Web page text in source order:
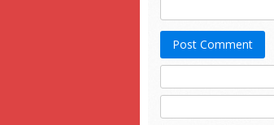
Post Comment